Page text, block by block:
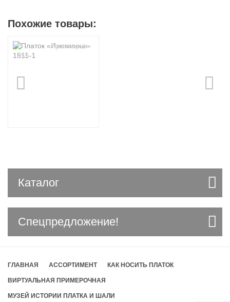
Похожие товары:
Каталог
Спецпредложение!
ГЛАВНАЯ АССОРТИМЕНТ КАК НОСИТЬ ПЛАТОК
ВИРТУАЛЬНАЯ ПРИМЕРОЧНАЯ
МУЗЕЙ ИСТОРИИ ПЛАТКА И ШАЛИ